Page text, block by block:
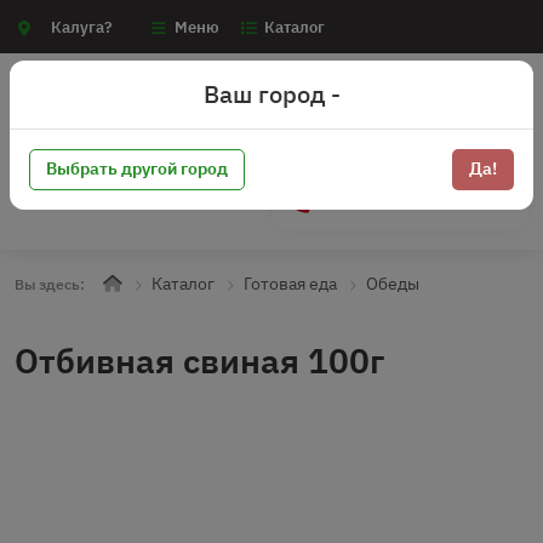
Калуга? Меню Каталог
Вы здесь: Каталог Готовая еда Обеды
Отбивная свиная 100г
Ваш город -
Выбрать другой город Да!